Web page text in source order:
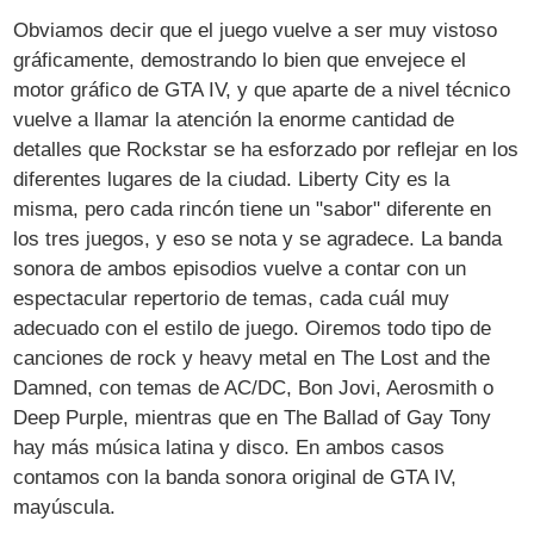
Obviamos decir que el juego vuelve a ser muy vistoso
gráficamente, demostrando lo bien que envejece el
motor gráfico de GTA IV, y que aparte de a nivel técnico
vuelve a llamar la atención la enorme cantidad de
detalles que Rockstar se ha esforzado por reflejar en los
diferentes lugares de la ciudad. Liberty City es la
misma, pero cada rincón tiene un "sabor" diferente en
los tres juegos, y eso se nota y se agradece. La banda
sonora de ambos episodios vuelve a contar con un
espectacular repertorio de temas, cada cuál muy
adecuado con el estilo de juego. Oiremos todo tipo de
canciones de rock y heavy metal en The Lost and the
Damned, con temas de AC/DC, Bon Jovi, Aerosmith o
Deep Purple, mientras que en The Ballad of Gay Tony
hay más música latina y disco. En ambos casos
contamos con la banda sonora original de GTA IV,
mayúscula.